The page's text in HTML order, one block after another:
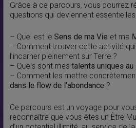
Grâce à ce parcours, vous pourrez
questions qui deviennent essentielles
– Quel est le Sens de ma Vie et ma
– Comment trouver cette activité
l’incarner pleinement sur Terre ?
– Quels sont mes talents uniques
– Comment les mettre
dans le flow de l’abondance ?
Ce parcours est un voyage pour
reconnaître que vous êtes un Être